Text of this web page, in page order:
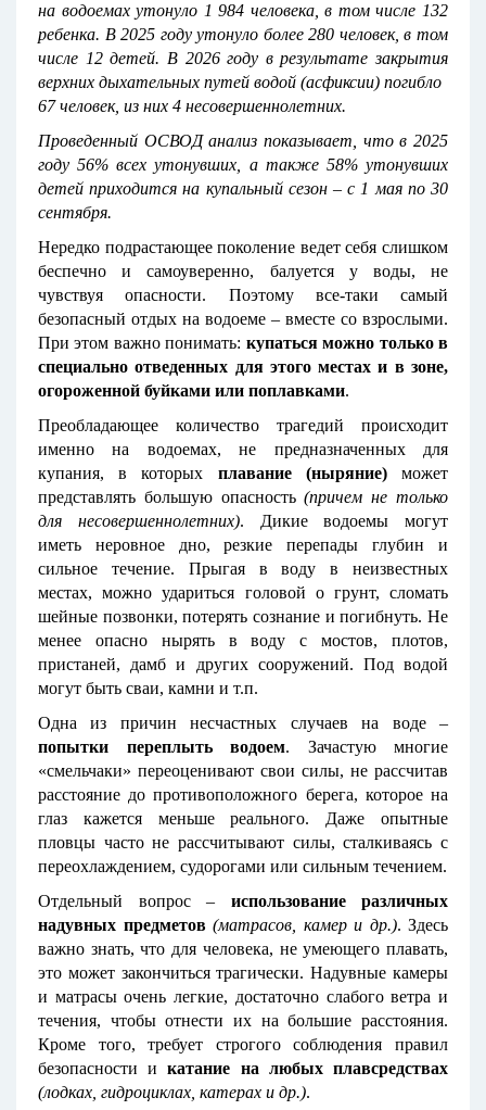
на водоемах утонуло 1 984 человека, в том числе 132
ребенка. В 2025 году утонуло более 280 человек, в том
числе 12 детей. В 2026 году в результате закрытия
верхних дыхательных путей водой (асфиксии) погибло
67 человек, из них 4 несовершеннолетних.
Проведенный ОСВОД анализ показывает, что в 2025
году 56% всех утонувших, а также 58% утонувших
детей приходится на купальный сезон – с 1 мая по 30
сентября.
Нередко подрастающее поколение ведет себя слишком
беспечно и самоуверенно, балуется у воды, не
чувствуя опасности. Поэтому все-таки самый
безопасный отдых на водоеме – вместе со взрослыми.
При этом важно понимать: купаться можно только в
специально отведенных для этого местах и в зоне,
огороженной буйками или поплавками.
Преобладающее количество трагедий происходит
именно на водоемах, не предназначенных для
купания, в которых плавание (ныряние)может
представлять большую опасность(причем не только
для несовершеннолетних). Дикие водоемы могут
иметь неровное дно, резкие перепады глубин и
сильное течение. Прыгая в воду в неизвестных
местах, можно удариться головой о грунт, сломать
шейные позвонки, потерять сознание и погибнуть. Не
менее опасно нырять в воду с мостов, плотов,
пристаней, дамб и других сооружений. Под водой
могут быть сваи, камни и т.п.
Одна из причин несчастных случаев на воде –
попытки переплыть водоем. Зачастую многие
«смельчаки» переоценивают свои силы, не рассчитав
расстояние до противоположного берега, которое на
глаз кажется меньше реального. Даже опытные
пловцы часто не рассчитывают силы, сталкиваясь с
переохлаждением, судорогами или сильным течением.
Отдельный вопрос – использование различных
надувных предметов (матрасов, камер и др.). Здесь
важно знать, что для человека, не умеющего плавать,
это может закончиться трагически. Надувные камеры
и матрасы очень легкие, достаточно слабого ветра и
течения, чтобы отнести их на большие расстояния.
Кроме того, требует строгого соблюдения правил
безопасности икатание на любых плавсредствах
(лодках, гидроциклах, катерах и др.).